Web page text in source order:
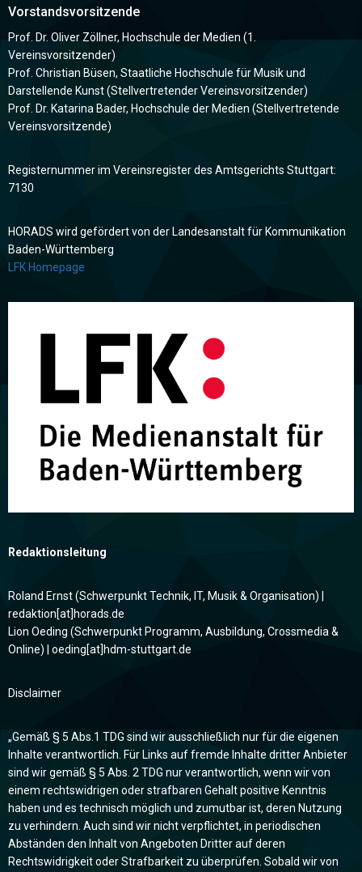
Vorstandsvorsitzende
Prof. Dr. Oliver Zöllner, Hochschule der Medien (1.
Vereinsvorsitzender)
Prof. Christian Büsen, Staatliche Hochschule für Musik und
Darstellende Kunst (Stellvertretender Vereinsvorsitzender)
Prof. Dr. Katarina Bader, Hochschule der Medien (Stellvertretende
Vereinsvorsitzende)
Registernummer im Vereinsregister des Amtsgerichts Stuttgart:
7130
HORADS wird gefördert von der Landesanstalt für Kommunikation
Baden-Württemberg
LFK Homepage
Redaktionsleitung
Roland Ernst (Schwerpunkt Technik, IT, Musik & Organisation) |
redaktion[at]horads.de
Lion Oeding (Schwerpunkt Programm, Ausbildung, Crossmedia &
Online) | oeding[at]hdm-stuttgart.de
Disclaimer
„Gemäß § 5 Abs.1 TDG sind wir ausschließlich nur für die eigenen
Inhalte verantwortlich. Für Links auf fremde Inhalte dritter Anbieter
sind wir gemäß § 5 Abs. 2 TDG nur verantwortlich, wenn wir von
einem rechtswidrigen oder strafbaren Gehalt positive Kenntnis
haben und es technisch möglich und zumutbar ist, deren Nutzung
zu verhindern. Auch sind wir nicht verpflichtet, in periodischen
Abständen den Inhalt von Angeboten Dritter auf deren
Rechtswidrigkeit oder Strafbarkeit zu überprüfen. Sobald wir von